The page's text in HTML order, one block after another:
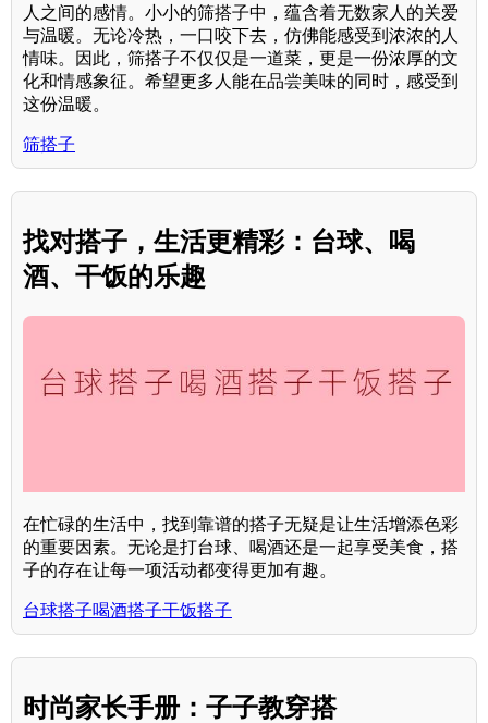
人之间的感情。小小的筛搭子中，蕴含着无数家人的关爱
与温暖。无论冷热，一口咬下去，仿佛能感受到浓浓的人
情味。因此，筛搭子不仅仅是一道菜，更是一份浓厚的文
化和情感象征。希望更多人能在品尝美味的同时，感受到
这份温暖。
筛搭子
找对搭子，生活更精彩：台球、喝
酒、干饭的乐趣
在忙碌的生活中，找到靠谱的搭子无疑是让生活增添色彩
的重要因素。无论是打台球、喝酒还是一起享受美食，搭
子的存在让每一项活动都变得更加有趣。
台球搭子喝酒搭子干饭搭子
时尚家长手册：子子教穿搭